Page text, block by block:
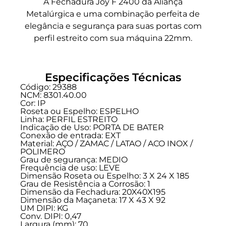
Metalúrgica e uma combinação perfeita de
elegância e segurança para suas portas com
perfil estreito com sua máquina 22mm.
Especificações Técnicas
Código: 29388
NCM: 8301.40.00
Cor: IP
Roseta ou Espelho: ESPELHO
Linha: PERFIL ESTREITO
Indicação de Uso: PORTA DE BATER
Conexão de entrada: EXT
Material: AÇO / ZAMAC / LATAO / ACO INOX /
POLIMERO
Grau de segurança: MEDIO
Frequência de uso: LEVE
Dimensão Roseta ou Espelho: 3 X 24 X 185
Grau de Resistência a Corrosão: 1
Dimensão da Fechadura: 20X40X195
Dimensão da Maçaneta: 17 X 43 X 92
UM DIPI: KG
Conv. DIPI: 0,47
Largura (mm): 70